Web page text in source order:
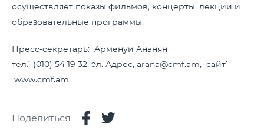
осуществляет показы фильмов, концерты, лекции и
образовательные программы.
Пресс-секретарь: Арменуи Ананян
тел.՝ (010) 54 19 32, эл. Адрес, arana@cmf.am, сайт՝
www.cmf.am
Поделиться